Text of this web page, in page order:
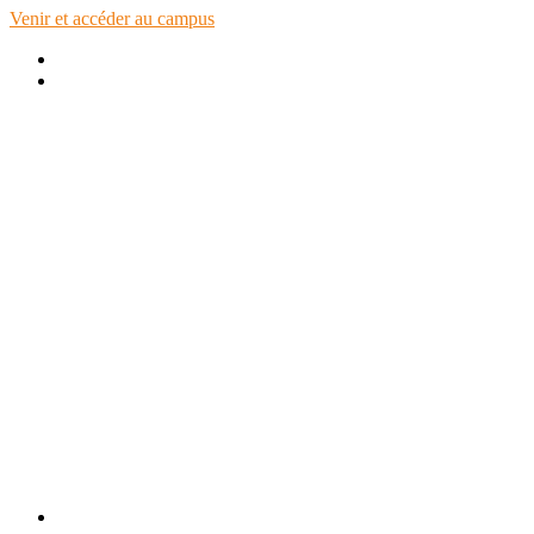
Venir et accéder au campus